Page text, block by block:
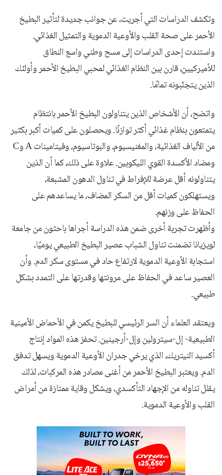
وتكشف الدراسات التي أجريت، عن جوانب جديدة لتأثير البطيخ
الأحمر على صحة القلب والأوعية الدموية والتمثيل الغذائي.
واستندت إحدى الدراسات إلى مسح وطني واسع النطاق
للأميركيين، قارن بين النظام الغذائي لمحبي البطيخ الأحمر وأولئك
الذين يتجنّبونه تمامًا.
واتضح، أن الأشخاص الذين يتناولون البطيخ الأحمر بانتظام
يتمتعون بنظام غذائي أكثر توازنًا. ويحصلون على كميات أكبر بكثير
من الألياف الغذائية، والمغنيسيوم، والبوتاسيوم، وفيتامينات А وС
ومضاد الأكسدة القوي الليكوبين. علاوة على ذلك، كما أن الذين
يتناولونه أقل عرضة للإفراط في تناول الدهون المشبعة،
ويستهلكون كميات أقل من السكر المضاف، ما يساعدهم على
الحفاظ على وزنهم.
وأظهرت تجربة أخرى ضمن هذه الدراسة أجراها باحثون من جامعة
لويزيانا تضمنت تناول الشباب عصير البطيخ الطبيعي يوميًا،
استجابة الأوعية الدموية لارتفاع حاد في مستوى سكر الدم. وأن
العصير ساعد في الحفاظ على مرونتها وقدرتها على التمدد بشكل
طبيعي.
ويعتقد العلماء أن السر الرئيسي للبطيخ يكمن في الأحماض الأمينية
الطبيعية- إل-سيترولين وإل-أرجينين. تحفز هذه المواد إنتاج
أكسيد النيتريك، الذي يرخي جدران الأوعية الدموية ويسهل تدفق
الدم. ويعتبر البطيخ الأحمر من أغنى مصادر هذه المركبات، لذلك
يقلل تناوله من الإجهاد التأكسدي، ويشكل وقاية ممتازة من أمراض
القلب والأوعية الدموية.